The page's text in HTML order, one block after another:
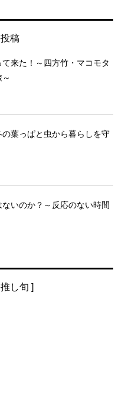
稿
来た！～四方竹・マコモタ
葉っぱと虫から暮らしを守
いのか？～反応のない時間
し旬 ]